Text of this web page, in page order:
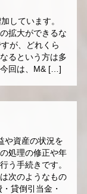
しています。
拡大ができるな
が、どれくら
るという方は多
回は、M& […]
や資産の状況を
処理の修正や年
う手続きです。
次のようなもの
貸倒引当金・